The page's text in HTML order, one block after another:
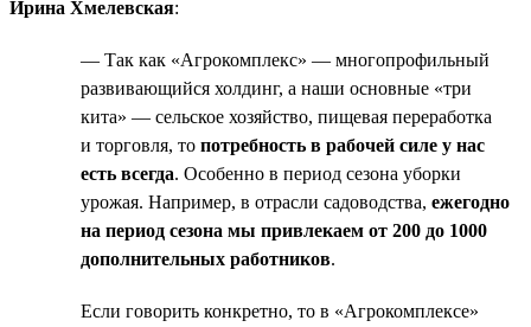
Ирина Хмелевская:
— Так как «Агрокомплекс» — многопрофильный
развивающийся холдинг, а наши основные «три
кита» — сельское хозяйство, пищевая переработка
и торговля, то потребность в рабочей силе у нас
есть всегда. Особенно в период сезона уборки
урожая. Например, в отрасли садоводства, ежегодно
на период сезона мы привлекаем от 200 до 1000
дополнительных работников.
Если говорить конкретно, то в «Агрокомплексе»